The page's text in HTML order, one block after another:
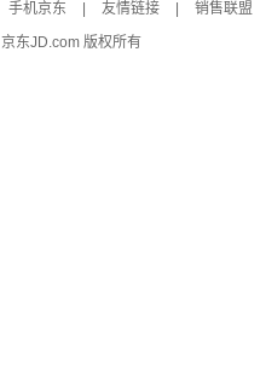
手机京东 友情链接 销售联盟
京东JD.com 版权所有